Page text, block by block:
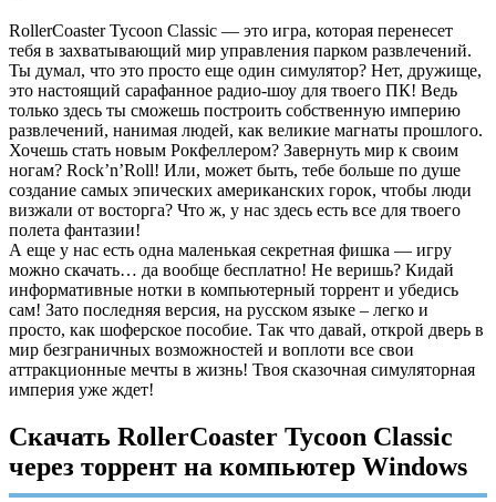
RollerCoaster Tycoon Classic — это игра, которая перенесет
тебя в захватывающий мир управления парком развлечений.
Ты думал, что это просто еще один симулятор? Нет, дружище,
это настоящий сарафанное радио-шоу для твоего ПК! Ведь
только здесь ты сможешь построить собственную империю
развлечений, нанимая людей, как великие магнаты прошлого.
Хочешь стать новым Рокфеллером? Завернуть мир к своим
ногам? Rock’n’Roll! Или, может быть, тебе больше по душе
создание самых эпических американских горок, чтобы люди
визжали от восторга? Что ж, у нас здесь есть все для твоего
полета фантазии!
А еще у нас есть одна маленькая секретная фишка — игру
можно скачать… да вообще бесплатно! Не веришь? Кидай
информативные нотки в компьютерный торрент и убедись
сам! Зато последняя версия, на русском языке – легко и
просто, как шоферское пособие. Так что давай, открой дверь в
мир безграничных возможностей и воплоти все свои
аттракционные мечты в жизнь! Твоя сказочная симуляторная
империя уже ждет!
Скачать RollerCoaster Tycoon Classic
через торрент на компьютер Windows